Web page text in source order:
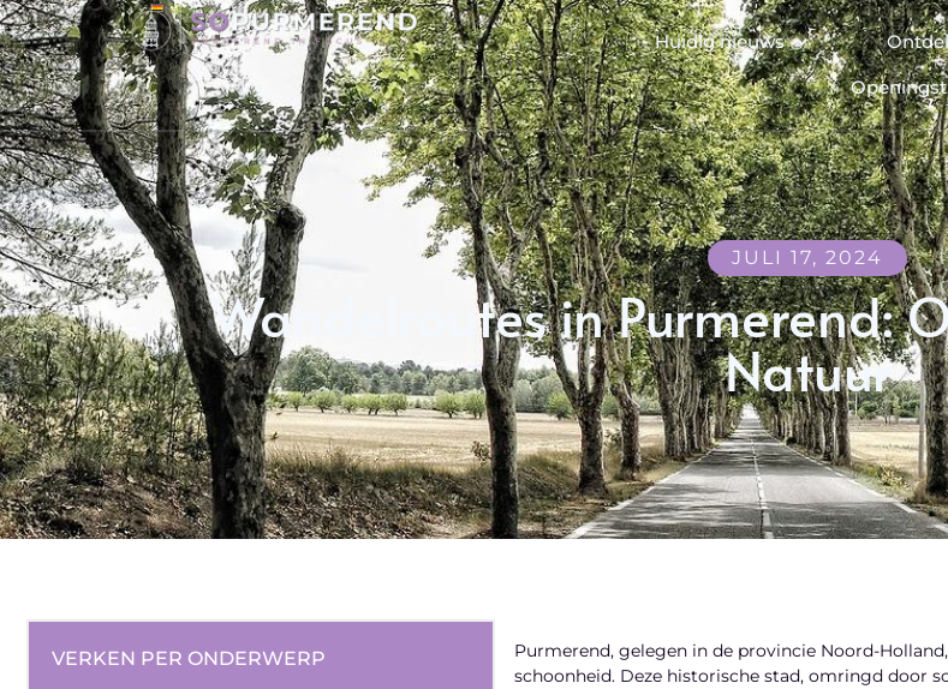
Huidig nieuws
JULI 17, 2024
Wandelroutes in Purmerend:
Natuur
Purmerend, gelegen in de provincie Noord-
schoonheid. Deze historische stad, omringd door
VERKEN PER ONDERWERP